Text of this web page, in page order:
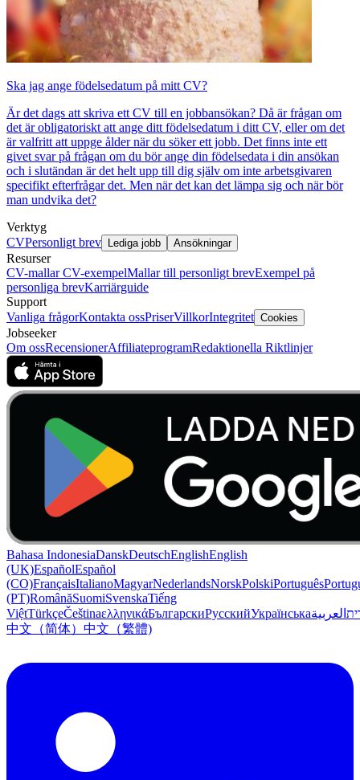
Ska jag ange födelsedatum på mitt CV?
Är det dags att skriva ett CV till en jobbansökan? Då är frågan om
det är obligatoriskt att ange ditt födelsedatum i ditt CV, eller om det
är valfritt att uppge ålder när du söker ett jobb. Det finns inte ett
givet svar på frågan om du bör ange din födelsedata i din ansökan
och i slutändan är det helt upp till dig själv om inte arbetsgivaren
specifikt efterfrågar det. Men när det kan det lämpa sig och när bör
man undvika det?
Verktyg
CVPersonligt brev Lediga jobb Ansökningar
Resurser
CV-mallarCV-exempelMallar till personligt brevExempel på
personliga brevKarriärguide
Support
Vanliga frågorKontakta ossPriserVillkorIntegritet Cookies
Jobseeker
Om ossRecensionerAffiliateprogramRedaktionella Riktlinjer
Bahasa IndonesiaDanskDeutschEnglishEnglish
(UK)EspañolEspañol
(CO)FrançaisItalianoMagyarNederlandsNorskPolskiPortuguês
(PT)RomânăSuomiSvenskaTiếng
ViệtTürkçeČeštinaελληνικάБългарскиРусскийУкраїнськаالعربية
中文（简体） 中文（繁體)